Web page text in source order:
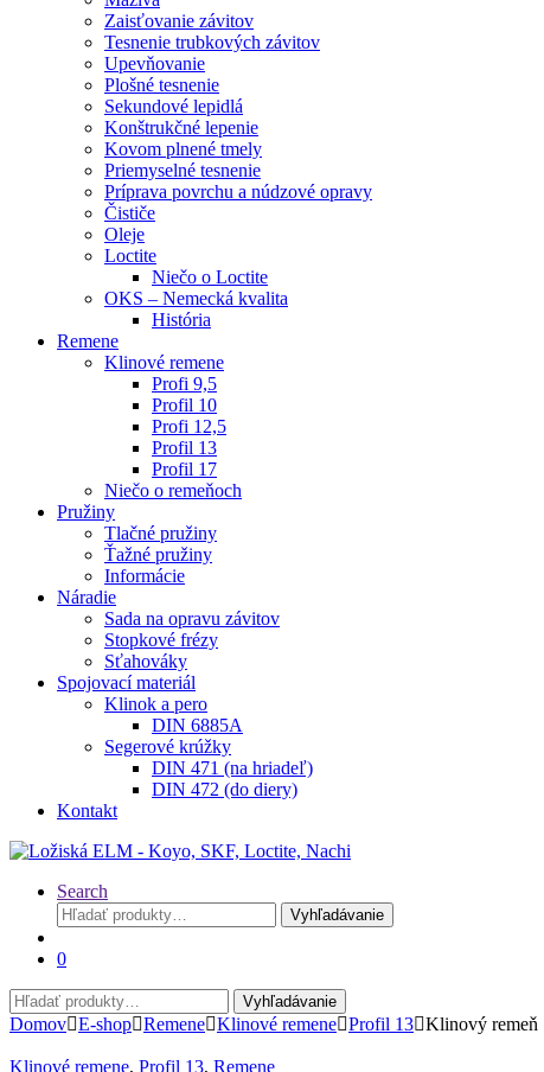
Zaisťovanie závitov
Tesnenie trubkových závitov
Upevňovanie
Plošné tesnenie
Sekundové lepidlá
Konštrukčné lepenie
Kovom plnené tmely
Priemyselné tesnenie
Príprava povrchu a núdzové opravy
Čističe
Oleje
Loctite
Niečo o Loctite
OKS – Nemecká kvalita
História
Remene
Klinové remene
Profi 9,5
Profil 10
Profi 12,5
Profil 13
Profil 17
Niečo o remeňoch
Pružiny
Tlačné pružiny
Ťažné pružiny
Informácie
Náradie
Sada na opravu závitov
Stopkové frézy
Sťahováky
Spojovací materiál
Klinok a pero
DIN 6885A
Segerové krúžky
DIN 471 (na hriadeľ)
DIN 472 (do diery)
Kontakt
Search
Hľadať:
Vyhľadávanie
0
Hľadať:
Vyhľadávanie
Domov E-shop Remene Klinové remene Profil 13 Klinový remeň
Klinové remene, Profil 13, Remene